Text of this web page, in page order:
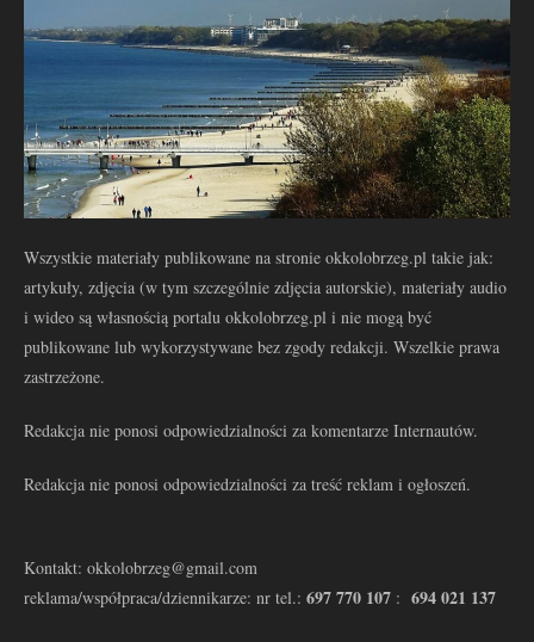
Wszystkie materiały publikowane na stronie okkolobrzeg.pl takie jak:
artykuły, zdjęcia (w tym szczególnie zdjęcia autorskie), materiały audio
i wideo są własnością portalu okkolobrzeg.pl i nie mogą być
publikowane lub wykorzystywane bez zgody redakcji. Wszelkie prawa
zastrzeżone.
Redakcja nie ponosi odpowiedzialności za komentarze Internautów.
Redakcja nie ponosi odpowiedzialności za treść reklam i ogłoszeń.
Kontakt: okkolobrzeg@gmail.com
reklama/współpraca/dziennikarze: nr tel.: 697 770 107 : 694 021 137